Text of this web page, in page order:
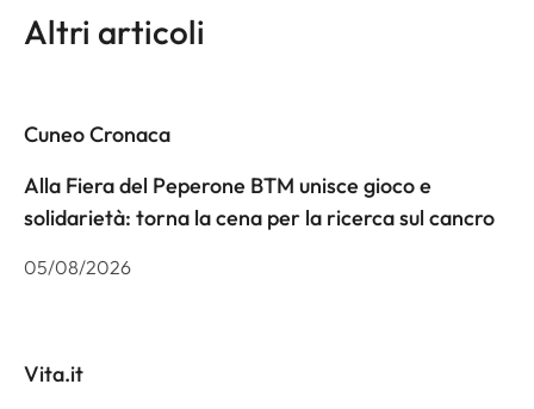
Altri articoli
Cuneo Cronaca
Alla Fiera del Peperone BTM unisce gioco e
solidarietà: torna la cena per la ricerca sul cancro
05/08/2026
Vita.it